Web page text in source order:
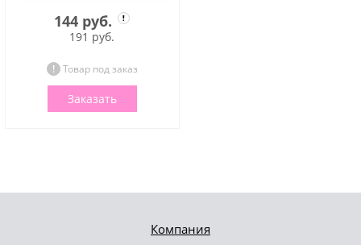
144 руб.
191 руб.
Товар под заказ
Заказать
Компания